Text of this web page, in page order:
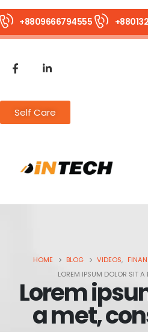
+8809666794555
Self Care
HOME BLOG VIDEOS,
LOREM IPSUM DOLOR SIT A
Lorem
a met,